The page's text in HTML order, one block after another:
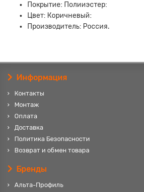
Покрытие: Полииэстер:
Цвет: Коричневый:
Производитель: Россия.
Информация
Контакты
Монтаж
Оплата
Доставка
Политика Безопасности
Возврат и обмен товара
Бренды
Альта-Профиль